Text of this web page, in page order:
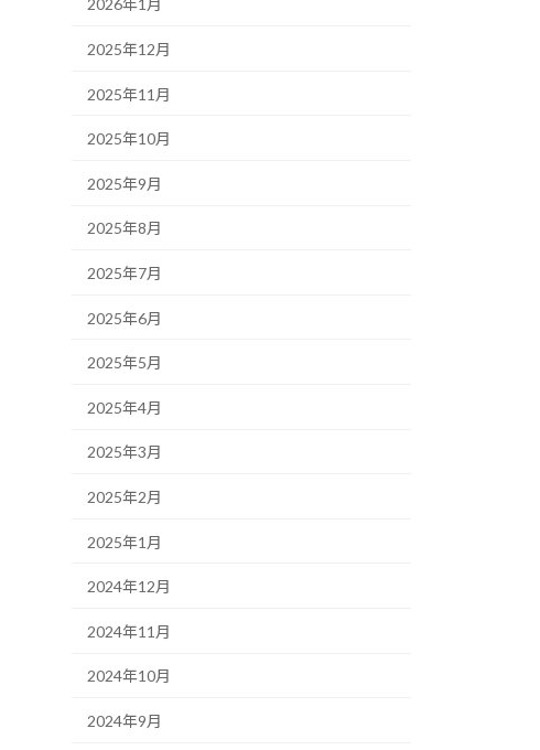
2026年1月
2025年12月
2025年11月
2025年10月
2025年9月
2025年8月
2025年7月
2025年6月
2025年5月
2025年4月
2025年3月
2025年2月
2025年1月
2024年12月
2024年11月
2024年10月
2024年9月